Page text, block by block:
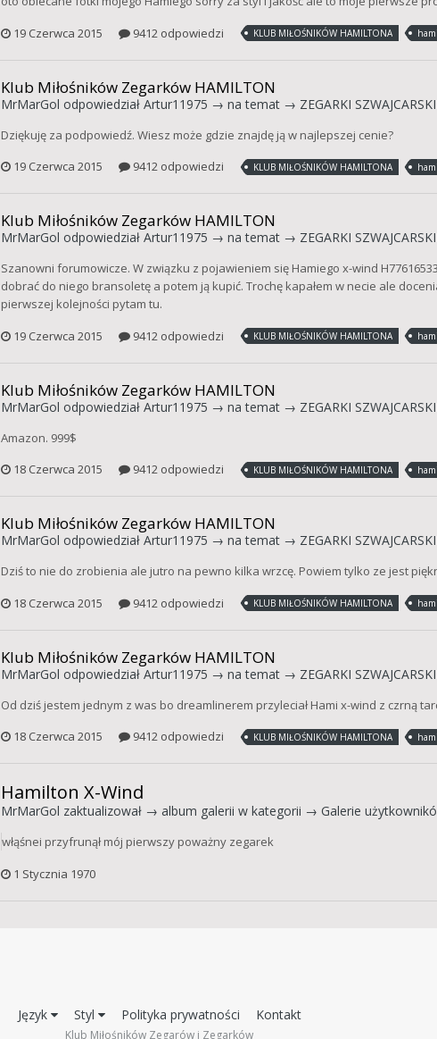
19 Czerwca 2015
9412 odpowiedzi KLUB MIŁOŚNIKÓW HAMILTONA
Klub Miłośników Zegarków HAMILTON
MrMarGol odpowiedział Artur11975 → na temat → ZEGARKI
Dziękuję za podpowiedź. Wiesz może gdzie znajdę ją w najlepszej cenie?
19 Czerwca 2015
9412 odpowiedzi KLUB MIŁOŚNIKÓW HAMILTONA
Klub Miłośników Zegarków HAMILTON
MrMarGol odpowiedział Artur11975 → na temat → ZEGARKI
Szanowni forumowicze. W związku z pojawieniem się Hamiego x-wind
dobrać do niego bransoletę a potem ją kupić. Trochę kapałem w necie ale
pierwszej kolejności pytam tu.
19 Czerwca 2015
9412 odpowiedzi KLUB MIŁOŚNIKÓW HAMILTONA
Klub Miłośników Zegarków HAMILTON
MrMarGol odpowiedział Artur11975 → na temat → ZEGARKI
Amazon. 999$
18 Czerwca 2015
9412 odpowiedzi KLUB MIŁOŚNIKÓW HAMILTONA
Klub Miłośników Zegarków HAMILTON
MrMarGol odpowiedział Artur11975 → na temat → ZEGARKI
Dziś to nie do zrobienia ale jutro na pewno kilka wrzcę. Powiem tylko ze jest
18 Czerwca 2015
9412 odpowiedzi KLUB MIŁOŚNIKÓW HAMILTONA
Klub Miłośników Zegarków HAMILTON
MrMarGol odpowiedział Artur11975 → na temat → ZEGARKI
Od dziś jestem jednym z was bo dreamlinerem przyleciał Hami x-wind z czrną
18 Czerwca 2015
9412 odpowiedzi KLUB MIŁOŚNIKÓW HAMILTONA
Hamilton X-Wind
MrMarGol zaktualizował → album galerii w kategorii → Galerie
włąśnei przyfrunął mój pierwszy poważny zegarek
1 Stycznia 1970
Język Styl Polityka prywatności Kontakt
Klub Miłośników Zegarów i Zegarków